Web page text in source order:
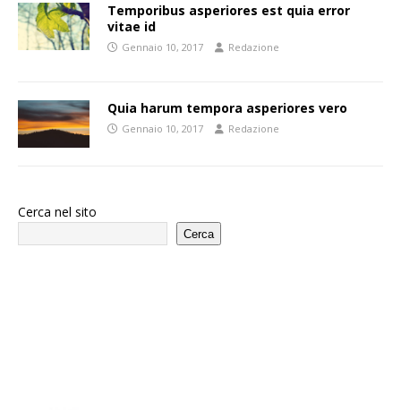
Temporibus asperiores est quia error
vitae id
Gennaio 10, 2017 Redazione
Quia harum tempora asperiores vero
Gennaio 10, 2017 Redazione
Cerca nel sito
Cerca